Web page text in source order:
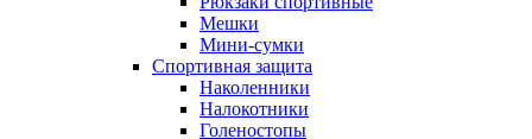
Мешки
Мини-сумки
Спортивная защита
Наколенники
Налокотники
Голеностопы